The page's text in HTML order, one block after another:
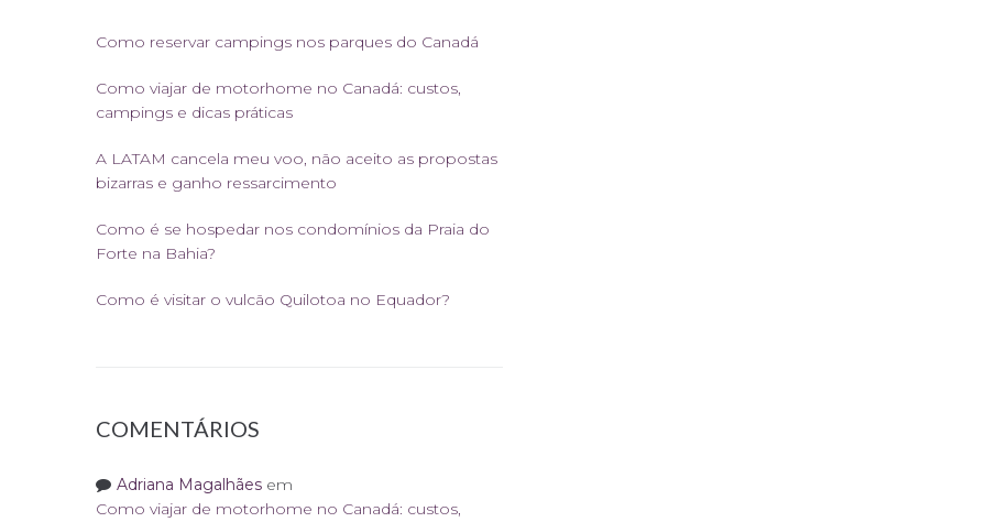
Como reservar campings nos parques do Canadá
Como viajar de motorhome no Canadá: custos,
campings e dicas práticas
A LATAM cancela meu voo, não aceito as propostas
bizarras e ganho ressarcimento
Como é se hospedar nos condomínios da Praia do
Forte na Bahia?
Como é visitar o vulcão Quilotoa no Equador?
COMENTÁRIOS
Adriana Magalhães em
Como viajar de motorhome no Canadá: custos,